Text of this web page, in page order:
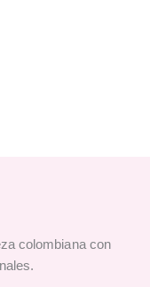
colombiana con